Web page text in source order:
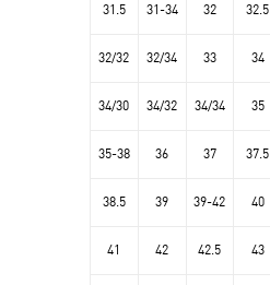
31.5 31-34 32 32.5
32/32 32/34 33 34
34/30 34/32 34/34 35
35-38 36 37 37.5
38.5 39 39-42 40
41 42 42.5 43